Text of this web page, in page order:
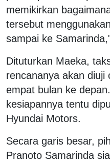
memikirkan
tersebut
sampai ke
Dituturkan Maeka,
rencananya akan diuji
empat bulan ke
kesiapannya tentu
Hyundai Motors.
Secara garis besar,
Pranoto Samarinda